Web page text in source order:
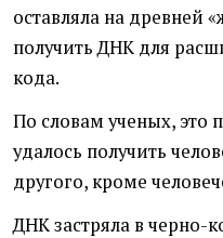
оставляла на древней «
получить ДНК для
кода.
По словам ученых, это
удалось получить
другого, кроме
ДНК застряла в черно-